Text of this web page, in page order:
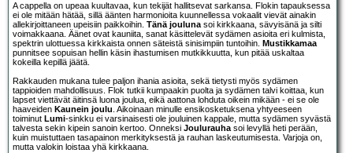
A cappella on upeaa kuultavaa, kun tekijät hallitsevat sarkansa. Flokin tapauksessa
ei ole mitään hätää, sillä äänten harmonioita kuunnellessa vokaalit vievät ainakin
allekirjoittaneen upeisiin paikkoihin. Tänä joulunasoi kirkkaana, sävyisänä ja silti
voimakkaana. Äänet ovat kauniita, sanat käsittelevät sydämen asioita eri kulmista,
spektrin ulottuessa kirkkaista onnen säteistä sinisimpiin tuntoihin. Mustikkamaa
punnitsee sopuisan hellin käsin ihastumisen mutkikkuutta, kun pitää uskaltaa
kokeilla kepillä jäätä.
Rakkauden mukana tulee paljon ihania asioita, sekä tietysti myös sydämen
tappioiden mahdollisuus. Flok tutkii kumpaakin puolta ja sydämen talvi koittaa, kun
lapset viettävät äitinsä luona joulua, eikä aattona lohduta oikein mikään - ei se ole
haaveiden Kaunein joulu. Aikoinaan minulle ensikosketuksena yhtyeeseen
toiminut Lumi-sinkku ei varsinaisesti ole jouluinen kappale, mutta sydämen syvästä
talvesta sekin kipein sanoin kertoo. Onneksi Joulurauhasoi levyllä heti perään,
kuin muistuttaen tasapainon merkityksestä ja rauhan laskeutumisesta. Varjoja on,
mutta valokin loistaa yhä kirkkaana.